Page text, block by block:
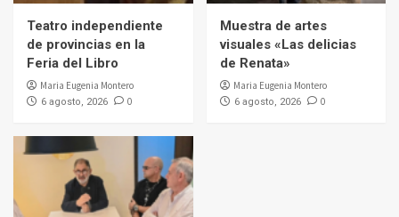
Teatro independiente
de provincias en la
Feria del Libro
Maria Eugenia Montero
6 agosto, 2026 0
Muestra de artes
visuales «Las delicias
de Renata»
Maria Eugenia Montero
6 agosto, 2026 0